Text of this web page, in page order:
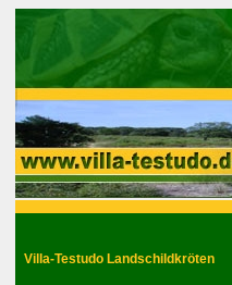
Villa-Testudo Landschildkröten